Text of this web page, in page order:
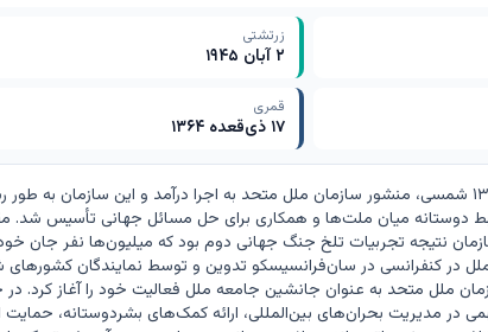
زرتشتی
۲ آبان ۱۹۴۵
قمری
۱۷ ذی‌قعده ۱۳۶۴